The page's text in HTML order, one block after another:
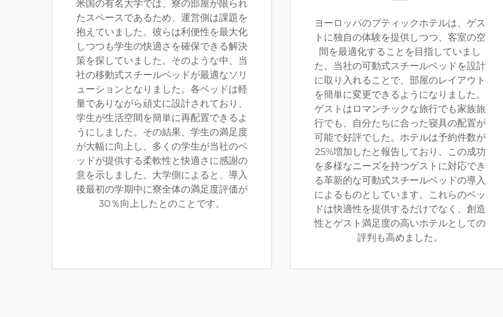
米国の有名大学では、寮の部屋が限られ
たスペースであるため、運営側は課題を
抱えていました。彼らは利便性を最大化
しつつも学生の快適さを確保できる解決
策を探していました。そのような中、当
社の移動式スチールベッドが最適なソリ
ューションとなりました。各ベッドは軽
量でありながら頑丈に設計されており、
学生が生活空間を簡単に再配置できるよ
うにしました。その結果、学生の満足度
が大幅に向上し、多くの学生が当社のベ
ッドが提供する柔軟性と快適さに感謝の
意を示しました。大学側によると、導入
後最初の学期中に寮全体の満足度評価が
30％向上したとのことです。
ヨーロッパのブティックホテルは、ゲス
トに独自の体験を提供しつつ、客室の空
間を最適化することを目指していまし
た。当社の可動式スチールベッドを設計
に取り入れることで、部屋のレイアウト
を簡単に変更できるようになりました。
ゲストはロマンチックな旅行でも家族旅
行でも、自分たちに合った寝具の配置が
可能で好評でした。ホテルは予約件数が
25%増加したと報告しており、この成功
を多様なニーズを持つゲストに対応でき
る革新的な可動式スチールベッドの導入
によるものとしています。これらのベッ
ドは快適性を提供するだけでなく、創造
性とゲスト満足度の高いホテルとしての
評判も高めました。